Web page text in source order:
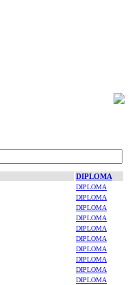
DIPLOMA
DIPLOMA
DIPLOMA
DIPLOMA
DIPLOMA
DIPLOMA
DIPLOMA
DIPLOMA
DIPLOMA
DIPLOMA
DIPLOMA